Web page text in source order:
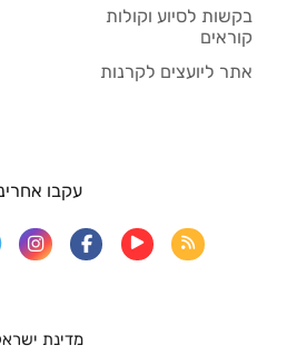
בקשות לסיוע וקולות
קוראים
אתר ליועצים לקרנות
מדינת ישראל
עקבו אחרינו